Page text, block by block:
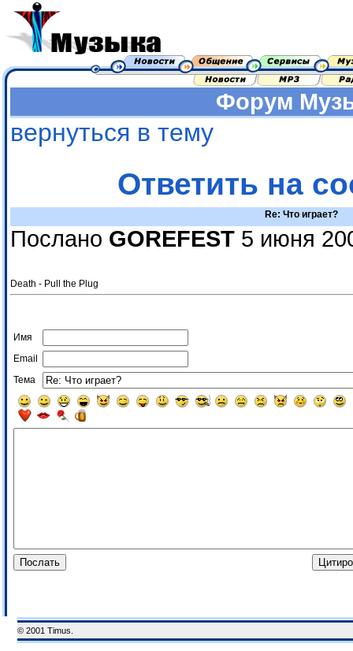
Форум
вернуться в тему
Ответить на
Re: Что играет?
Послано GOREFEST 5 июня
Death - Pull the Plug
Имя
Email
Тема
© 2001 Timus.